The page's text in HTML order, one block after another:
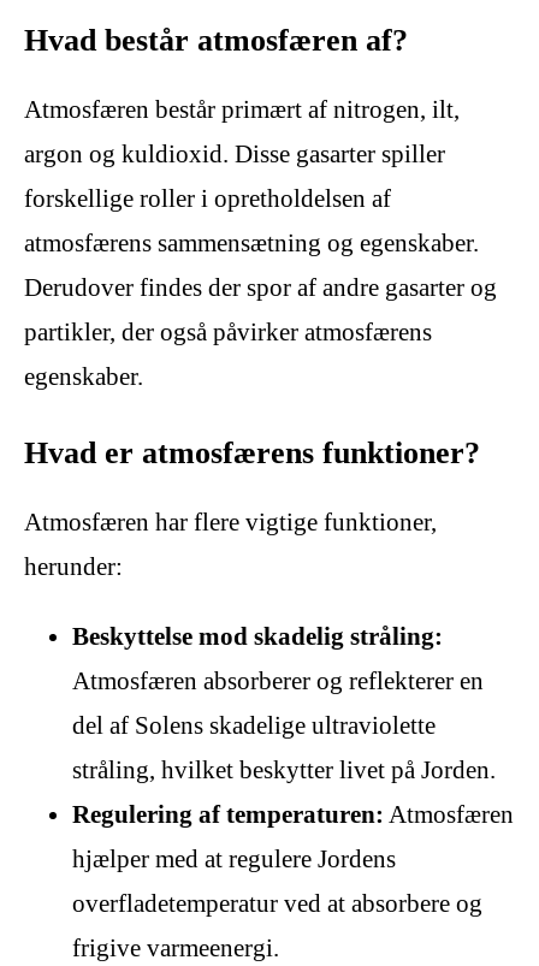
Hvad består atmosfæren af?
Atmosfæren består primært af nitrogen, ilt,
argon og kuldioxid. Disse gasarter spiller
forskellige roller i opretholdelsen af
atmosfærens sammensætning og egenskaber.
Derudover findes der spor af andre gasarter og
partikler, der også påvirker atmosfærens
egenskaber.
Hvad er atmosfærens funktioner?
Atmosfæren har flere vigtige funktioner,
herunder:
Beskyttelse mod skadelig stråling:
Atmosfæren absorberer og reflekterer en
del af Solens skadelige ultraviolette
stråling, hvilket beskytter livet på Jorden.
Regulering af temperaturen: Atmosfæren
hjælper med at regulere Jordens
overfladetemperatur ved at absorbere og
frigive varmeenergi.